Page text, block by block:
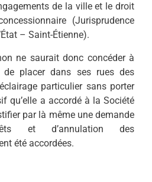
de la ville et le droit
(Jurisprudence
– Saint-Étienne).
ne saurait donc concéder à
de placer dans ses rues des
particulier sans porter
qu’elle a accordé à la Société
par là même une demande
et d’annulation des
été accordées.